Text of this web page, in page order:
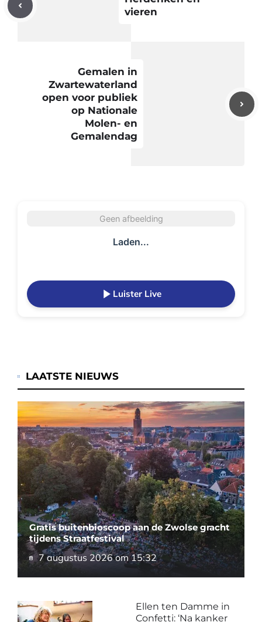
vieren
Gemalen in
Zwartewaterland
open voor publiek
op Nationale
Molen- en
Gemalendag
Geen afbeelding
Laden...
Luister Live
LAATSTE NIEUWS
Gratis buitenbioscoop aan de Zwolse gracht
tijdens Straatfestival
7 augustus 2026 om 15:32
Ellen ten Damme in
Confetti: ‘Na kanker